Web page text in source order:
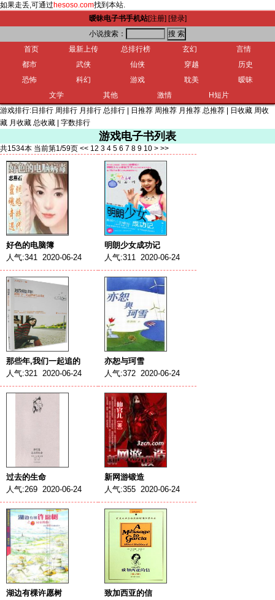
如果走丢,可通过hesoso.com找到本站.
暧昧电子书手机站[注册] [登录]
小说搜索：
首页
最新上传 总排行榜 玄幻
言情
都市
武侠 仙侠 穿越
历史
恐怖
科幻 游戏 耽美
暧昧
文学
其他 激情
H短片
游戏排行:日排行 周排行 月排行 总排行 日推荐 周推荐 月推荐 总推荐 日收藏 周收
藏 月收藏 总收藏 字数排行
游戏电子书列表
共1534本 当前第1/59页 << 12 3 4 5 6 7 8 9 10 > >>
好色的电脑簿
人气:341 2020-06-24
明朗少女成功记
人气:311 2020-06-24
那些年,我们一起追的
人气:321 2020-06-24
亦恕与珂雪
人气:372 2020-06-24
过去的生命
人气:269 2020-06-24
新网游锻造
人气:355 2020-06-24
湖边有棵许愿树
致加西亚的信